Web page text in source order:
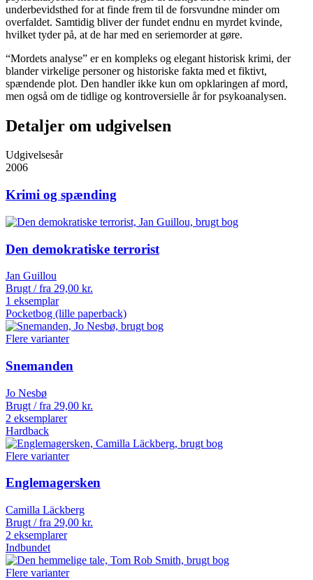
underbevidsthed for at finde frem til de forsvundne minder om
overfaldet. Samtidig bliver der fundet endnu en myrdet kvinde,
hvilket tyder på, at de har med en seriemorder at gøre.
“Mordets analyse” er en kompleks og elegant historisk krimi, der
blander virkelige personer og historiske fakta med et fiktivt,
spændende plot. Den handler ikke kun om opklaringen af mord,
men også om de tidlige og kontroversielle år for psykoanalysen.
Detaljer om udgivelsen
Udgivelsesår
2006
Krimi og spænding
Den demokratiske terrorist
Jan Guillou
Brugt / fra 29,00 kr.
1 eksemplar
Pocketbog (lille paperback)
Flere varianter
Snemanden
Jo Nesbø
Brugt / fra 29,00 kr.
2 eksemplarer
Hardback
Flere varianter
Englemagersken
Camilla Läckberg
Brugt / fra 29,00 kr.
2 eksemplarer
Indbundet
Flere varianter